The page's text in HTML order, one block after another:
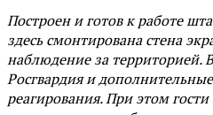
Построен и готов к работе
здесь смонтирована стена
наблюдение за территорией.
Росгвардия и
реагирования. При этом